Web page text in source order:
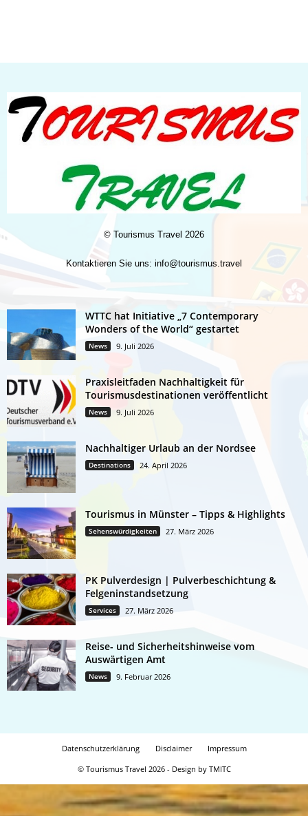
© Tourismus Travel 2026
Kontaktieren Sie uns: info@tourismus.travel
WTTC hat Initiative „7 Contemporary
Wonders of the World“ gestartet
News 9. Juli 2026
Praxisleitfaden Nachhaltigkeit für
Tourismusdestinationen veröffentlicht
News 9. Juli 2026
Nachhaltiger Urlaub an der Nordsee
Destinations 24. April 2026
Tourismus in Münster – Tipps & Highlights
Sehenswürdigkeiten 27. März 2026
PK Pulverdesign | Pulverbeschichtung &
Felgeninstandsetzung
Services 27. März 2026
Reise- und Sicherheitshinweise vom
Auswärtigen Amt
News 9. Februar 2026
Datenschutzerklärung Disclaimer
Impressum
© Tourismus Travel 2026 - Design by TMITC